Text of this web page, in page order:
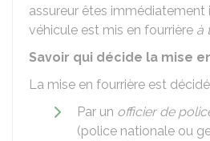
assureur êtes immédiatement
véhicule est mis en fourrière à
Savoir qui décide la mise
La mise en fourrière est
Par un officier de
(police nationale ou